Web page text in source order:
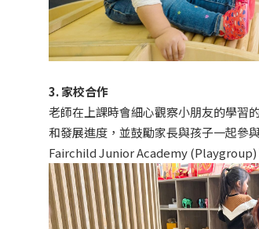
3. 家校合作
老師在上課時會細心觀察小朋友的學習
和發展進度，並鼓勵家長與孩子一起參
Fairchild Junior Academy (Playgroup)